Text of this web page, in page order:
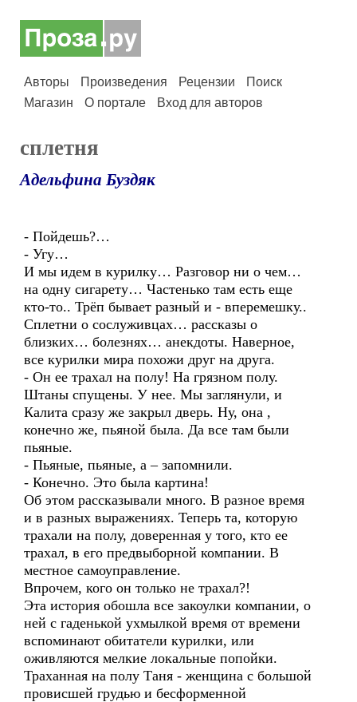
Авторы Произведения Рецензии
Поиск
Магазин
О портале Вход для авторов
сплетня
Адельфина Буздяк
- Пойдешь?…
- Угу…
И мы идем в курилку… Разговор ни о чем…
на одну сигарету… Частенько там есть еще
кто-то.. Трёп бывает разный и - вперемешку..
Сплетни о сослуживцах… рассказы о
близких… болезнях… анекдоты. Наверное,
все курилки мира похожи друг на друга.
- Он ее трахал на полу! На грязном полу.
Штаны спущены. У нее. Мы заглянули, и
Калита сразу же закрыл дверь. Ну, она ,
конечно же, пьяной была. Да все там были
пьяные.
- Пьяные, пьяные, а – запомнили.
- Конечно. Это была картина!
Об этом рассказывали много. В разное время
и в разных выражениях. Теперь та, которую
трахали на полу, доверенная у того, кто ее
трахал, в его предвыборной компании. В
местное самоуправление.
Впрочем, кого он только не трахал?!
Эта история обошла все закоулки компании, о
ней с гаденькой ухмылкой время от времени
вспоминают обитатели курилки, или
оживляются мелкие локальные попойки.
Траханная на полу Таня - женщина с большой
провисшей грудью и бесформенной